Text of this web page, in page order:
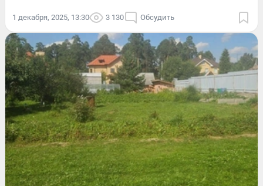
1 декабря, 2025, 13:30 3 130 Обсудить